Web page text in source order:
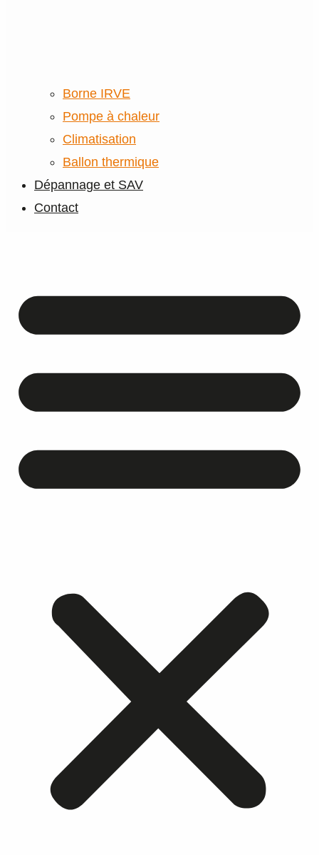
Borne IRVE
Pompe à chaleur
Climatisation
Ballon thermique
Dépannage et SAV
Contact